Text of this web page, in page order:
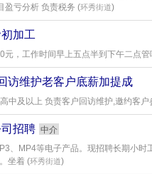
盈亏分析 负责税务 (环秀街道)
加工
，工作时间早上五点半到下午二点
访维护老客户底薪加提成
中及以上 负责客户回访维护,邀约客
招聘 中介
、MP4等电子产品。现招聘长期小
坐着 (环秀街道)